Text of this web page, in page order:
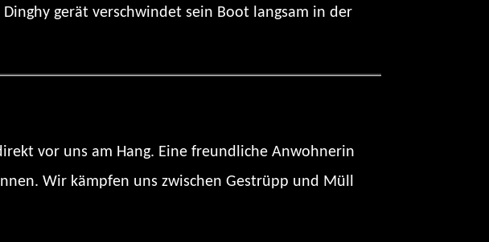
gerät verschwindet sein Boot langsam in der
vor uns am Hang. Eine freundliche Anwohnerin
Wir kämpfen uns zwischen Gestrüpp und Müll